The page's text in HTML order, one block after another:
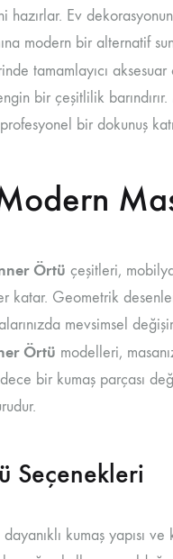
Ev
modern bir alternatif
tamamlayıcı aksesuar
bir çeşitlilik
bir dokunuş
Örtü çeşitleri,
katar. Geometrik
mevsimsel
Örtü modelleri,
bir kumaş parçası
Seçenekleri
dayanıklı kumaş yapısı